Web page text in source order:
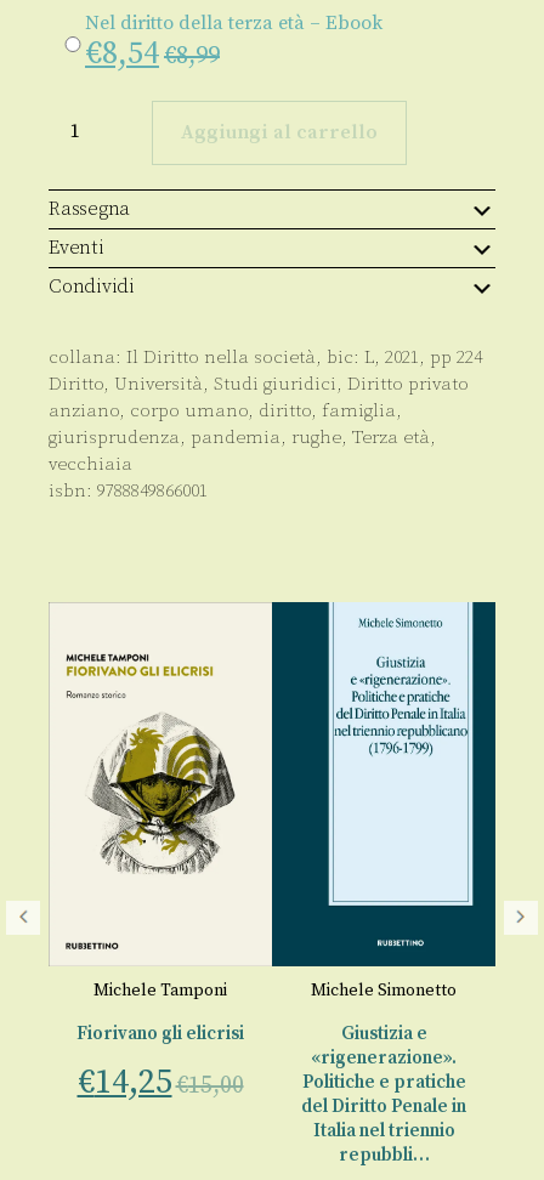
Nel diritto della terza età – Ebook
€8,54€8,99
diritto
età
quantità
Aggiungi al carrello
Rassegna
Eventi
Condividi
collana: Il Diritto nella società, bic: L, 2021, pp 224
Diritto, Università, Studi giuridici, Diritto privato
anziano, corpo umano, diritto, famiglia,
giurisprudenza, pandemia, rughe, Terza età,
vecchiaia
isbn: 9788849866001
Michele Tamponi
Fiorivano gli elicrisi
€14,25€15,00
Michele Simonetto
Giustizia e
«rigenerazione».
Politiche e pratiche
del Diritto Penale in
Italia nel triennio
repubbli…